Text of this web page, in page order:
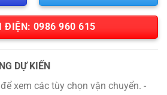
ĐIỆN: 0986 960 615
DỰ KIẾN
xem các tùy chọn vận chuyển. -